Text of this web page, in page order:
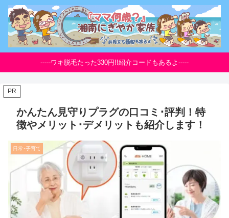
-----ワキ脱毛たった330円!!紹介コードもあるよ-----
PR
かんたん見守りプラグの口コミ･評判！特
徴やメリット･デメリットも紹介します！
日常･子育て